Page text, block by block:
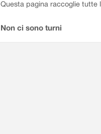
Questa pagina raccoglie tutte
Non ci sono turni